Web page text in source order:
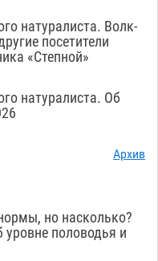
натуралиста. Волк-
посетители
«Степной»
натуралиста. Об
Архив
но насколько?
половодья и